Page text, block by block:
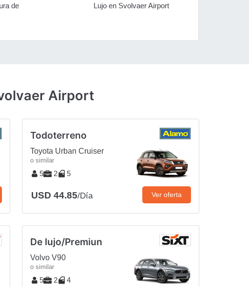
de
Lujo en Svolvaer Airport
Airport
Todoterreno
Toyota Urban Cruiser
o similar
5 2 5
USD 44.85/Día Ver oferta
De lujo/Premiun
Volvo V90
o similar
5 2 4